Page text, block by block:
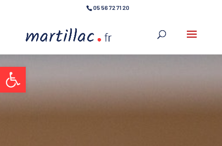
Ouvrir la barre d’outils
05 56 72 71 20